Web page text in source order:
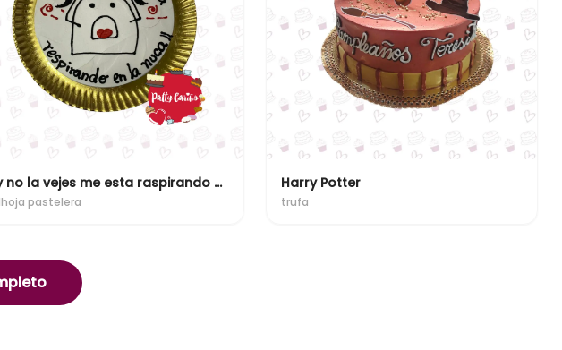
Ay no la vejes me esta raspirando en la nuca !!
pastelera
Harry Potter
trufa